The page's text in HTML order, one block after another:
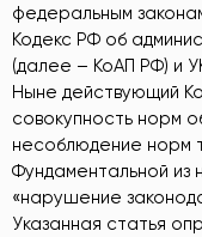
федеральным
Кодекс РФ об
(далее – КоАП РФ) и
Ныне действующий
совокупность норм
несоблюдение норм
Фундаментальной из
«нарушение
Указанная статья